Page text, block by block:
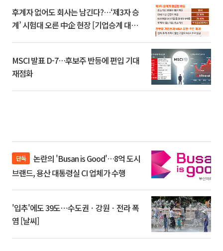
후계자 없어도 회사는 남긴다?…‘제3자 승
계’ 시험대 오른 中企 현장 [기업승계 대전
MSCI 발표 D-7…후보주 반등에 편입 기대
재점화
단독
브랜드, 용산 대통령실 CI 업체가 수행
'입추'에도 39도⋯수도권ㆍ강원ㆍ전라 폭
염 [날씨]